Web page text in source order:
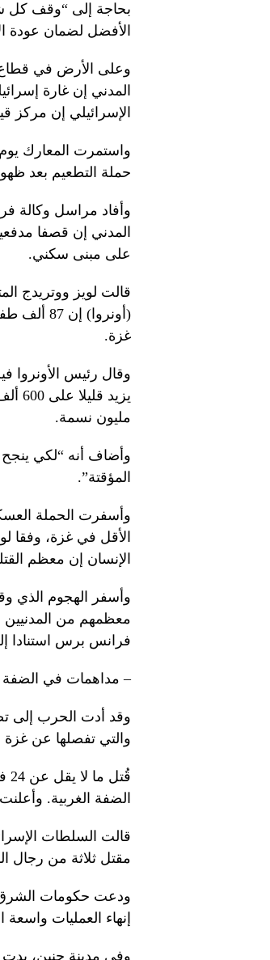
بحاجة إلى “وقف كل
الأفضل لضمان عودة
وعلى الأرض في قطاع
الإسرائيلي إن مركز
واستمرت المعارك يوم
حملة التطعيم بعد ظهور
وأفاد مراسل وكالة
المدني إن قصفا
على مبنى سكني.
قالت لويز ووتريدج
غزة.
وقال رئيس الأونروا
مليون نسمة.
وأضاف أنه “لكي ينجح
المؤقتة”.
الأقل في غزة، وفقا
الإنسان إن معظم
معظمهم من المدنيين
فرانس برس استنادا
– مداهمات في الضفة
وقد أدت الحرب إلى
والتي تفصلها عن غزة
الضفة الغربية. وأعلنت
قالت السلطات
مقتل ثلاثة من رجال
ودعت حكومات الشرق
إنهاء العمليات واسعة
وفي مدينة جنين، بدت